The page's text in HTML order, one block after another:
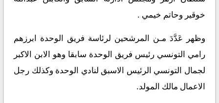
خوقير وحاتم خيمي .
وظهر عَدَّدَ مـن المرشحين لرئاسة فريق الوحدة ابرزهم
رامي التونسي رئيس فريق الوحدة سابقا وهو الابن الاكبر
لجمال التونسي الرئيس الاسبق لنادي الوحدة وكذلك رجل
الاعمال مالك المولد.